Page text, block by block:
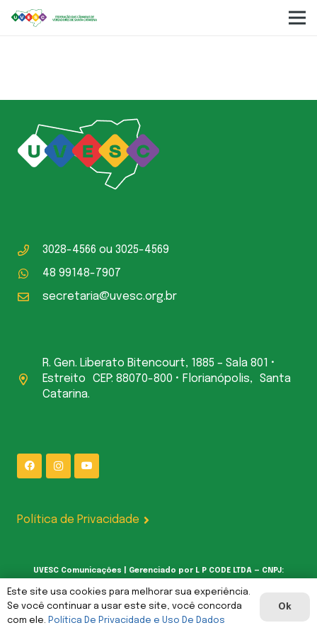
3028-4566 ou 3025-4569
48 99148-7907
secretaria@uvesc.org.br
R. Gen. Liberato Bitencourt, 1885 – Sala 801 •
Estreito CEP: 88070-800 • Florianópolis, Santa
Catarina.
Política de Privacidade
UVESC Comunicações | Gerenciado por L P CODE LTDA — CNPJ:
62.387.377/0001-00
Este site usa cookies para melhorar sua experiência.
Se você continuar a usar este site, você concorda
com ele. Política De Privacidade e Uso De Dados
Ok